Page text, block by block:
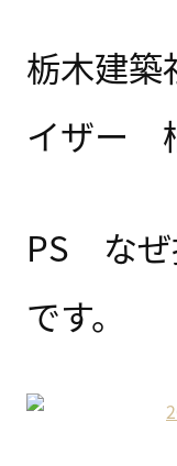
栃木建
イザー
PS なぜ
です。